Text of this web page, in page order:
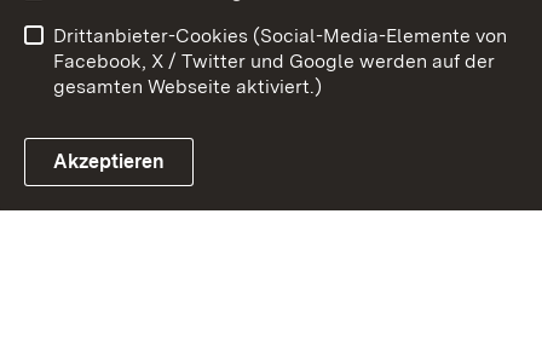
Link zum Landesportal
Impressum
Cookies
Drittanbieter-Cookies (Social-Media-Elemente von
Facebook, X / Twitter und Google werden auf der
gesamten Webseite aktiviert.)
Akzeptieren